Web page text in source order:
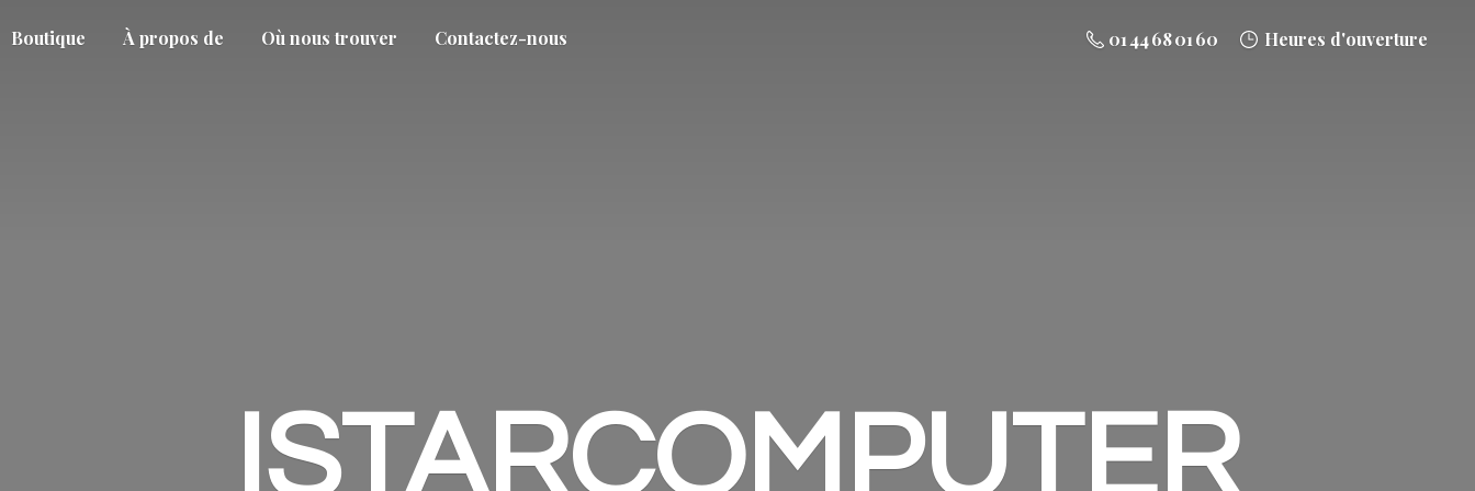
Boutique À propos de Où nous trouver Contactez-nous 01 44 68 01 60 Heures d'ouverture
ISTARCOMPUTER